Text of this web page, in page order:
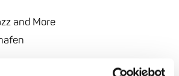
and More